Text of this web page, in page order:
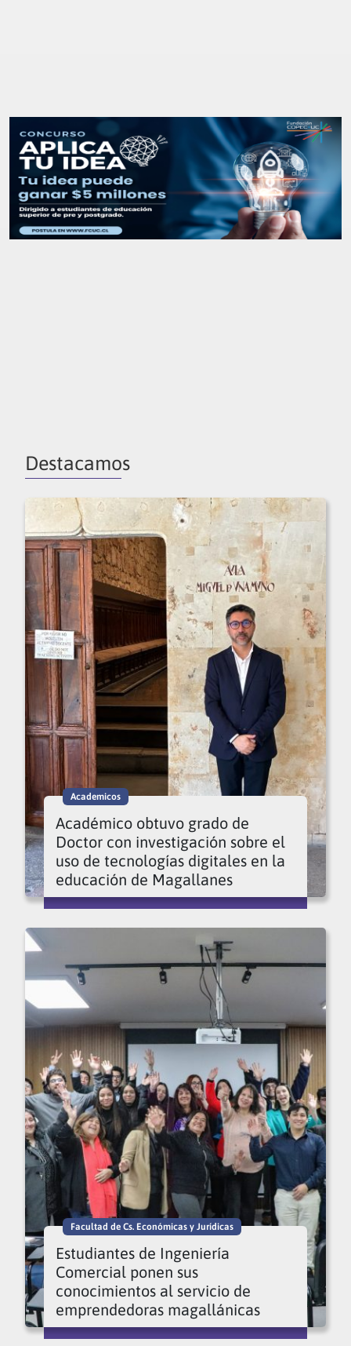
Destacamos
Academicos
Académico obtuvo grado de
Doctor con investigación sobre el
uso de tecnologías digitales en la
educación de Magallanes
Facultad de Cs. Económicas y Jurídicas
Estudiantes de Ingeniería
Comercial ponen sus
conocimientos al servicio de
emprendedoras magallánicas